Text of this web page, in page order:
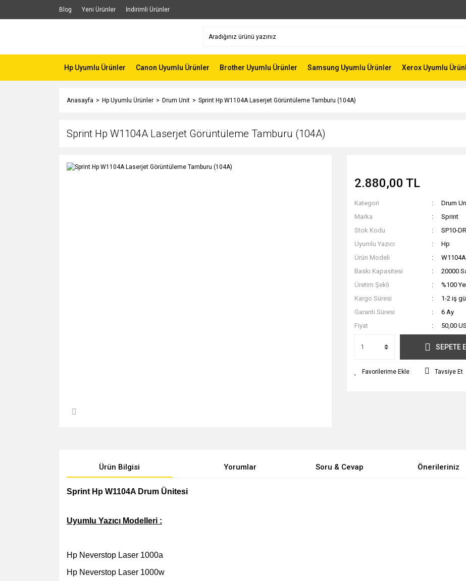
Blog Yeni Ürünler İndirimli Ürünler
Hp Uyumlu Ürünler Canon Uyumlu Ürünler Brother Uyumlu Ürünler Samsung Uyumlu Ürünler Xerox Uyumlu
Anasayfa Hp Uyumlu Ürünler Drum Unit Sprint Hp W1104A Laserjet Görüntüleme Tamburu (104A)
Sprint Hp W1104A Laserjet Görüntüleme Tamburu (104A)
2.880,00 TL
Kategori
Drum
Marka
Sprint
Stok Kodu
SP10-
Uyumlu Yazıcı
Hp
Ürün Modeli
W1104A
Baskı Kapasitesi
20000
Üretim Şekli
%100
Kargo Süresi
1-2 iş
Garanti Süresi
6 Ay
Fiyat
50,00
SEPETE
Tavsiye Et
Ürün Bilgisi Yorumlar Soru & Cevap Önerileriniz
Sprint Hp W1104A Drum Ünitesi
Uyumlu Yazıcı Modelleri :
Hp Neverstop Laser 1000a
Hp Neverstop Laser 1000w